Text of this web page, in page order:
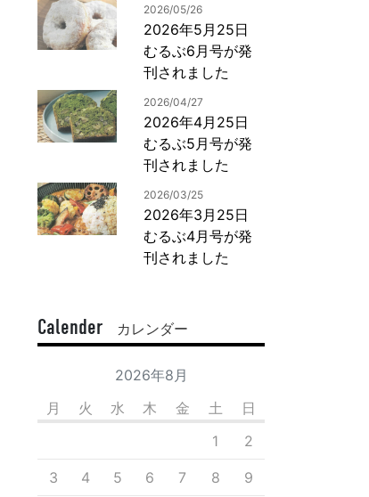
2026/05/26
2026年5月25日
むるぶ6月号が発
刊されました
2026/04/27
2026年4月25日
むるぶ5月号が発
刊されました
2026/03/25
2026年3月25日
むるぶ4月号が発
刊されました
Calender カレンダー
2026年8月
月
火 水 木 金 土 日
1 2
3 4 5 6 7 8 9